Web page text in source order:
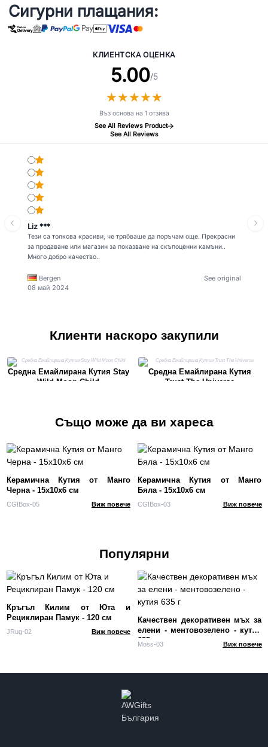
Сигурни плащания:
КЛИЕНТСКА ОЦЕНКА
5.00/5
★★★★★
★★★★★
Въз основа на 1 отзива
See All Reviews Product
See All Reviews
Liz ***
Тези са толкова красиви, че трябваше да поръчам още. Прекрасни
за продаване или магазин за показване на скъпоценни камъни..
Много добро качество..
Bergen
See original
08 май 2024
Клиенти наскоро закупили
Средна Емайлирана Кутия Stay
Wild Moon Child
Средна Емайлирана Кутия
Trust The Universe
Също може да ви хареса
Керамична Кутия от Манго
Черна - 15x10x6 см
CGIBox-05 Виж повече
Керамична Кутия от Манго
Бяла - 15x10x6 см
CGIBox-03 Виж повече
Популярни
Кръгъл Килим от Юта и
Рециклиран Памук - 120 см
JRug-02 Виж повече
Качествен декоративен мъх за
елени - ментовозелено - кутия
635 г
Moss-03 Виж повече